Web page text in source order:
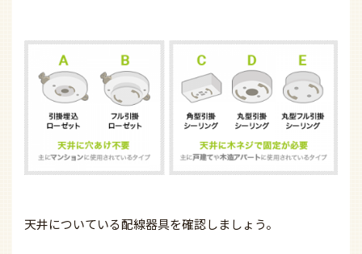
天井についている配線器具を確認しましょう。